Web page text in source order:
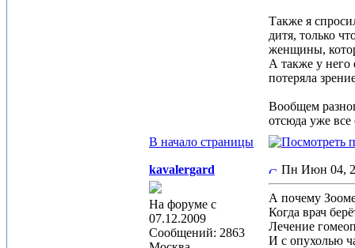
Также я
дитя, только
женщины,
А также у него
потеряла
Вообщем
отсюда уже все
В начало страницы
kavalergard
На форуме с
07.12.2009
Сообщений: 2863
Пн Июн 04,
А почему
Когда врач
Лечение
И с опухолью